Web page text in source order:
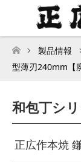
トップページ
製品情報
型薄刃240mm【
和包丁シ
正広作本焼